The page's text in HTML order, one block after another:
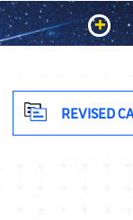
+
REVISED